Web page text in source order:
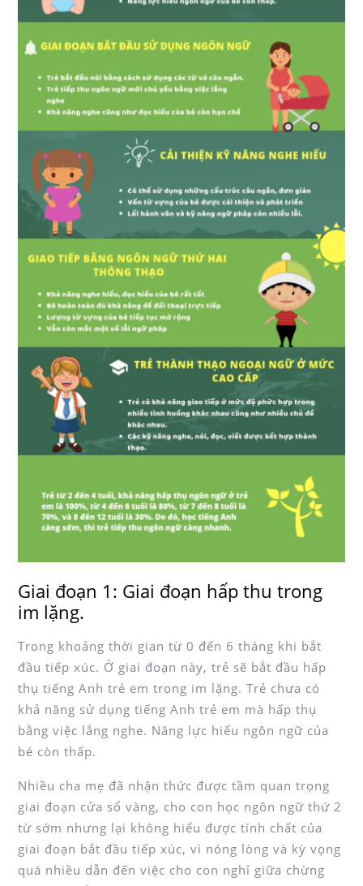
Giai đoạn 1: Giai đoạn hấp thu trong
im lặng.
Trong khoảng thời gian từ 0 đến 6 tháng khi bắt
đầu tiếp xúc. Ở giai đoạn này, trẻ sẽ bắt đầu hấp
thụ tiếng Anh trẻ em trong im lặng. Trẻ chưa có
khả năng sử dụng tiếng Anh trẻ em mà hấp thụ
bằng việc lắng nghe. Năng lực hiểu ngôn ngữ của
bé còn thấp.
Nhiều cha mẹ đã nhận thức được tầm quan trọng
giai đoạn cửa sổ vàng, cho con học ngôn ngữ thứ 2
từ sớm nhưng lại không hiểu được tính chất của
giai đoạn bắt đầu tiếp xúc, vì nóng lòng và kỳ vọng
quá nhiều dẫn đến việc cho con nghỉ giữa chừng